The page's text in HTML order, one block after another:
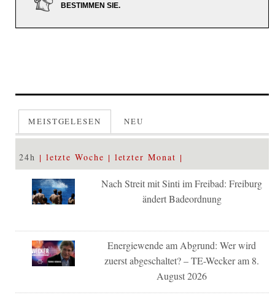
BESTIMMEN SIE.
MEISTGELESEN NEU
24h letzte Woche letzter Monat
Nach Streit mit Sinti im Freibad: Freiburg
ändert Badeordnung
Energiewende am Abgrund: Wer wird
zuerst abgeschaltet? – TE-Wecker am 8.
August 2026